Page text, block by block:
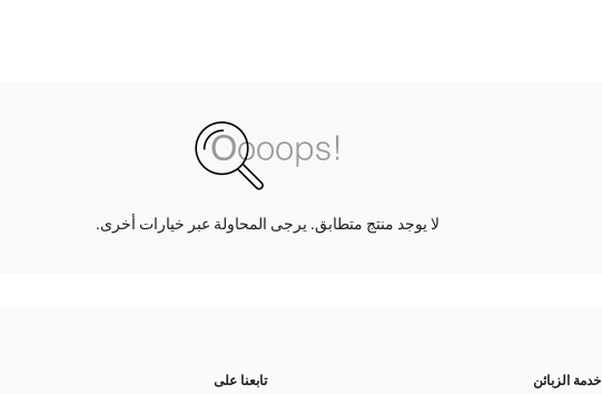
لا يوجد منتج متطابق. يرجى المحاولة عبر خيارات أخرى.
خدمة الزبائن
تابعنا على